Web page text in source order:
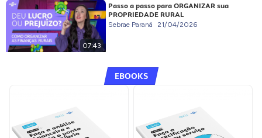
07:43
Passo a passo para ORGANIZAR sua
PROPRIEDADE RURAL
Sebrae Paraná 21/04/2026
EBOOKS